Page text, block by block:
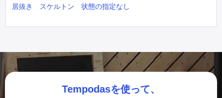
居抜き スケルトン 状態の指定なし
Tempodasを使って、